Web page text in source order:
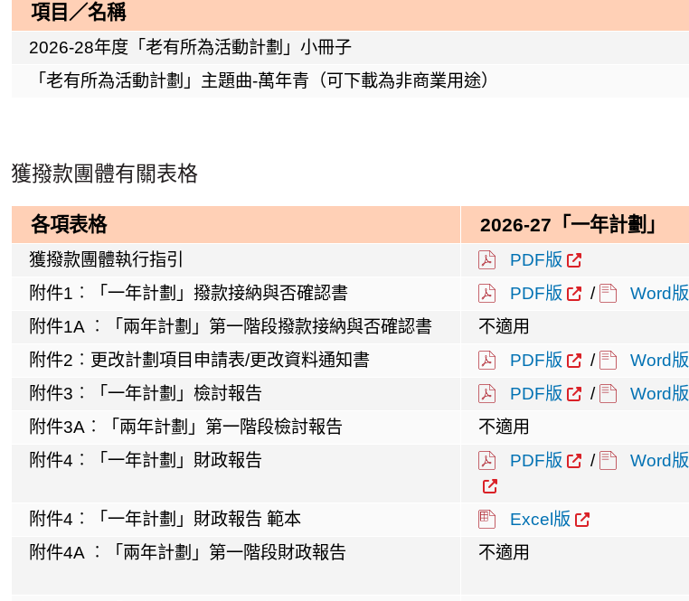
項目／名稱
2026-28年度「老有所為活動計劃」小冊子
「老有所為活動計劃」主題曲-萬年青（可下載為非商業用途）
獲撥款團體有關表格
各項表格 2026-27「一年計劃 」
獲撥款團體執行指引 PDF版
附件1︰「一年計劃」撥款接納與否確認書
PDF版 / Word版
附件1A ︰「兩年計劃」第一階段撥款接納與否確認書
不適用
附件2︰更改計劃項目申請表/更改資料通知書
PDF版 / Word版
附件3︰「一年計劃」檢討報告
PDF版 / Word版
附件3A︰「兩年計劃」第一階段檢討報告
不適用
附件4︰「一年計劃」財政報告
PDF版 / Word版
附件4︰「一年計劃」財政報告 範本 Excel版
附件4A ︰「兩年計劃」第一階段財政報告
不適用